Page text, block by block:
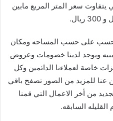
سعر المتر المربع مابين
تحسب على حسب المساحه ومكان
ويوجد لدينا خصومات وعروض
خاصة لعملاءنا الدائمين وكل
عنا للمزيد من الصور تصفح باقي
من أخر الاعمال التي قمنا
القليله السابقه.